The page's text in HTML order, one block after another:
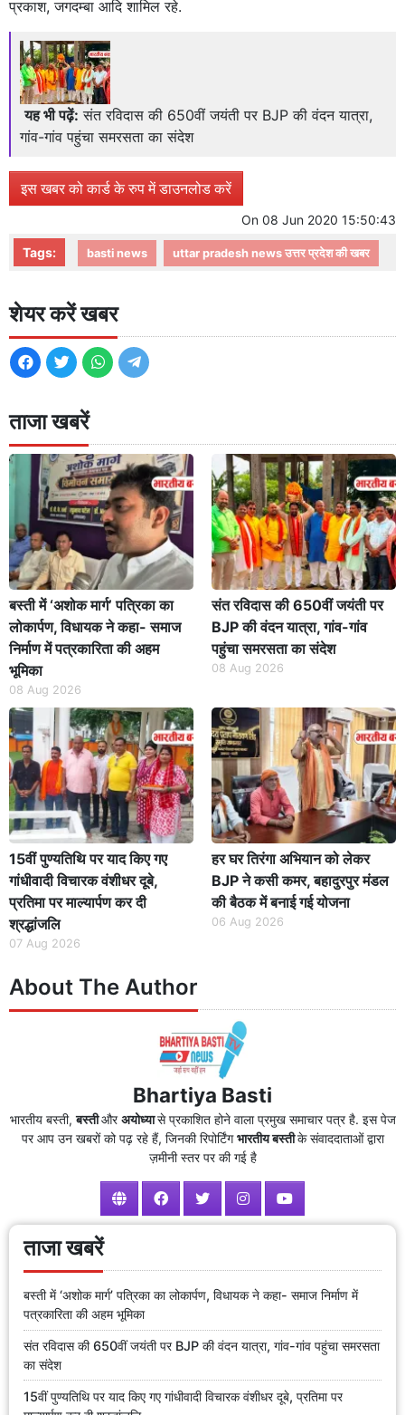
प्रकाश, जगदम्बा आदि शामिल रहे.
यह भी पढ़ें: संत रविदास की 650वीं जयंती पर BJP की वंदन यात्रा,
गांव-गांव पहुंचा समरसता का संदेश
इस खबर को कार्ड के रुप में डाउनलोड करें
On 08 Jun 2020 15:50:43
Tags: basti news uttar pradesh news उत्तर प्रदेश की खबर
शेयर करें खबर
ताजा खबरें
बस्ती में ‘अशोक मार्ग’ पत्रिका का
लोकार्पण, विधायक ने कहा- समाज
निर्माण में पत्रकारिता की अहम
भूमिका
08 Aug 2026
संत रविदास की 650वीं जयंती पर
BJP की वंदन यात्रा, गांव-गांव
पहुंचा समरसता का संदेश
08 Aug 2026
15वीं पुण्यतिथि पर याद किए गए
गांधीवादी विचारक वंशीधर दूबे,
प्रतिमा पर माल्यार्पण कर दी
श्रद्धांजलि
07 Aug 2026
हर घर तिरंगा अभियान को लेकर
BJP ने कसी कमर, बहादुरपुर मंडल
की बैठक में बनाई गई योजना
06 Aug 2026
About The Author
Bhartiya Basti
भारतीय बस्ती,बस्तीऔरअयोध्यासे प्रकाशित होने वाला प्रमुख समाचार पत्र है. इस पेज
पर आप उन खबरों को पढ़ रहे हैं, जिनकी रिपोर्टिंगभारतीय बस्तीके संवाददाताओं द्वारा
ज़मीनी स्तर पर की गई है
ताजा खबरें
बस्ती में ‘अशोक मार्ग’ पत्रिका का लोकार्पण, विधायक ने कहा- समाज निर्माण में
पत्रकारिता की अहम भूमिका
संत रविदास की 650वीं जयंती पर BJP की वंदन यात्रा, गांव-गांव पहुंचा समरसता
का संदेश
15वीं पुण्यतिथि पर याद किए गए गांधीवादी विचारक वंशीधर दूबे, प्रतिमा पर